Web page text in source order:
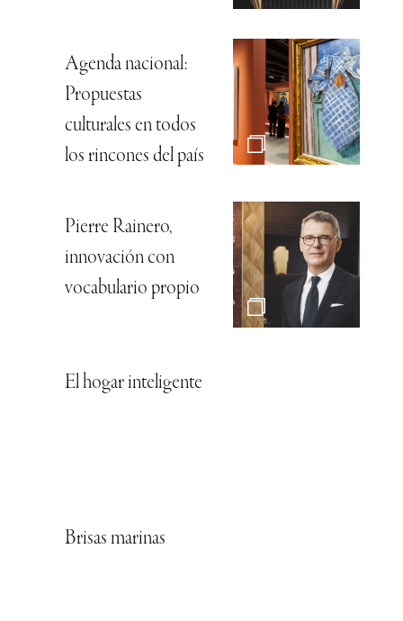
Agenda nacional:
Propuestas
culturales en todos
los rincones del país
Pierre Rainero,
innovación con
vocabulario propio
El hogar inteligente
Brisas marinas